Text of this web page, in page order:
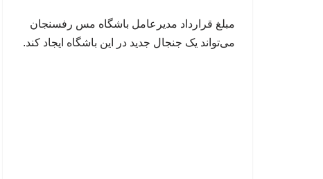
مبلغ قرارداد مدیرعامل باشگاه مس رفسنجان
می‌تواند یک جنجال جدید در این باشگاه ایجاد کند.